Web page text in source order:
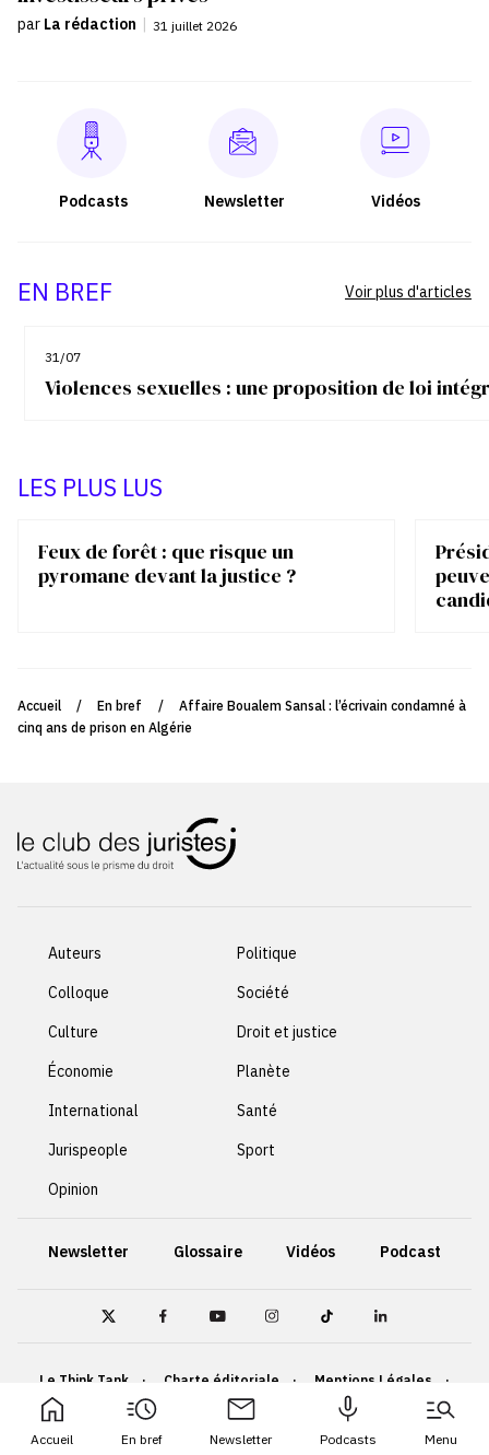
Accueil En bref Newsletter Podcasts Menu
par La rédaction 31 juillet 2026
Podcasts Newsletter Vidéos
EN BREF
31/07
Violences sexuelles : une proposition de loi
Voir plus d'articles
LES PLUS LUS
Feux de forêt : que risque un
pyromane devant la justice ?
Accueil / En bref /
Affaire Boualem Sansal : l’écrivain condamné à
cinq ans de prison en Algérie
Auteurs
Colloque
Culture
Économie
International
Jurispeople
Opinion
Politique
Société
Droit et justice
Planète
Santé
Sport
Newsletter Glossaire Vidéos Podcast
Le Think Tank Charte éditoriale
Mentions Légales
Politique de confidentialité
Cookies
Accessibilité : non conforme
Plan du site